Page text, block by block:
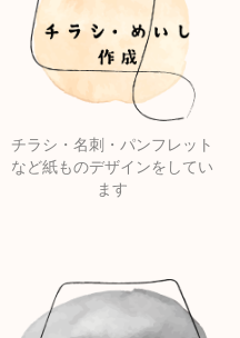
チラシ・名刺・パンフレット
など紙ものデザインをしてい
ます